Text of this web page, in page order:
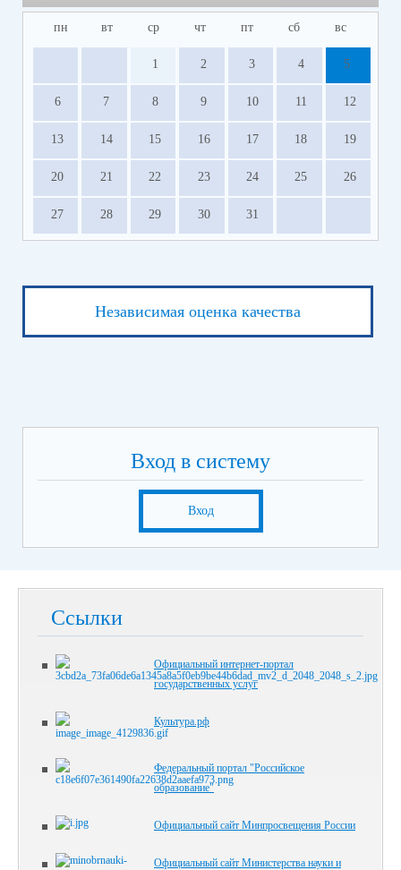
пн вт ср чт пт сб вс
1 2 3 4 5
6 7 8 9 10 11 12
13 14 15 16 17 18 19
20 21 22 23 24 25 26
27 28 29 30 31
Независимая оценка качества
Вход в систему
Вход
Ссылки
Официальный интернет-портал
государственных услуг
Культура.рф
Федеральный портал "Российское
образование"
Официальный сайт Минпросвещения России
Официальный сайт Министерства науки и